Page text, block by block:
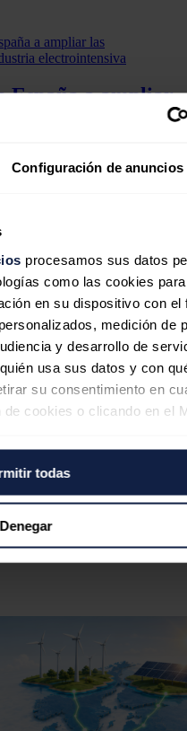
Configuración de anuncios
procesamos sus datos
como las cookies para
en su dispositivo con el
medición de
y desarrollo de
usa sus datos y con
su consentimiento en
cookies o clicando en el
su ubicación geográfica
varios metros
analizándolo activamente
digitales)
cómo se procesan sus
usan para personalizar el
de redes sociales y
todas
Denegar
España a ampliar
Brasil reducirá
gas natural para